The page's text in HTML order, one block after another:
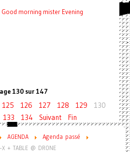
Good morning mister Evening
130 sur 147
125 126 127 128 129
130
133 134 Suivant Fin
AGENDA
Agenda passé
+ TABLE @ DRONE